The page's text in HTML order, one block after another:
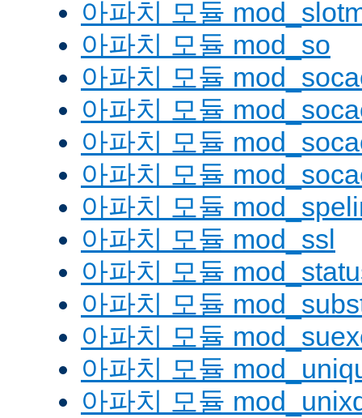
아파치 모듈
아파치 모듈 mod_so
아파치 모듈
아파치 모듈
아파치 모듈
아파치 모듈
아파치 모듈
아파치 모듈 mod_ssl
아파치 모듈
아파치 모듈
아파치 모듈
아파치 모듈
아파치 모듈